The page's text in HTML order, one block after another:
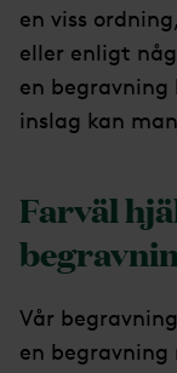
en viss
eller enligt
en
inslag kan
Farväl
Vår
en